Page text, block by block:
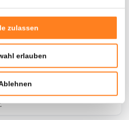
zulassen
erlauben
Daten seit
wurde